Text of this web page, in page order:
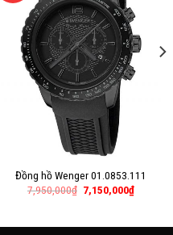
Đồng hồ Wenger 01.0853.111
7,950,000₫ 7,150,000₫